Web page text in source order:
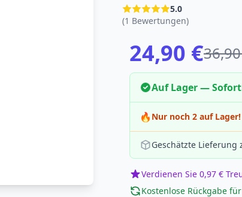
5.0
(1 Bewertungen)
24,90 €
Auf Lager —
🔥 Nur noch 2 auf Lager!
Geschätzte Lieferung
Verdienen Sie 0,97 €
Kostenlose Rückgabe